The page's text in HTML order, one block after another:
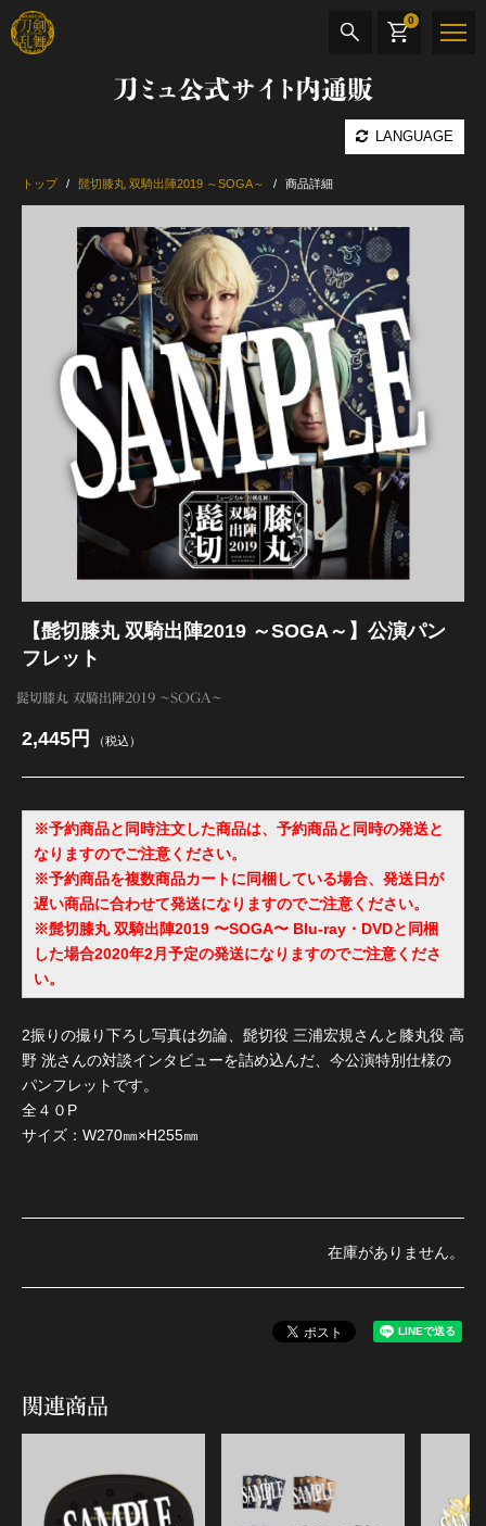
刀ミュ公式サイト内通販
LANGUAGE
0
CD・DVD BOOK その他
最新カテゴリー
加州清光 単騎出陣 極
髭切 単騎出陣 ～夢幻泡影～
江 おん すていじ かうんとだうんぱーてぃー
トップ 髭切膝丸 双騎出陣2019 ～SOGA～ 商品詳細
【髭切膝丸 双騎出陣2019 ～SOGA～】公演パン
フレット
髭切膝丸 双騎出陣2019 ～SOGA～
2,445円 （税込）
※予約商品と同時注文した商品は、予約商品と同時の発送と
なりますのでご注意ください。
※予約商品を複数商品カートに同梱している場合、発送日が
遅い商品に合わせて発送になりますのでご注意ください。
※髭切膝丸 双騎出陣2019 〜SOGA〜 Blu-ray・DVDと同梱
した場合2020年2月予定の発送になりますのでご注意くださ
い。
2振りの撮り下ろし写真は勿論、髭切役 三浦宏規さんと膝丸役 高
野 洸さんの対談インタビューを詰め込んだ、今公演特別仕様の
パンフレットです。
全４０P
サイズ：W270㎜×H255㎜
在庫がありません。
関連商品